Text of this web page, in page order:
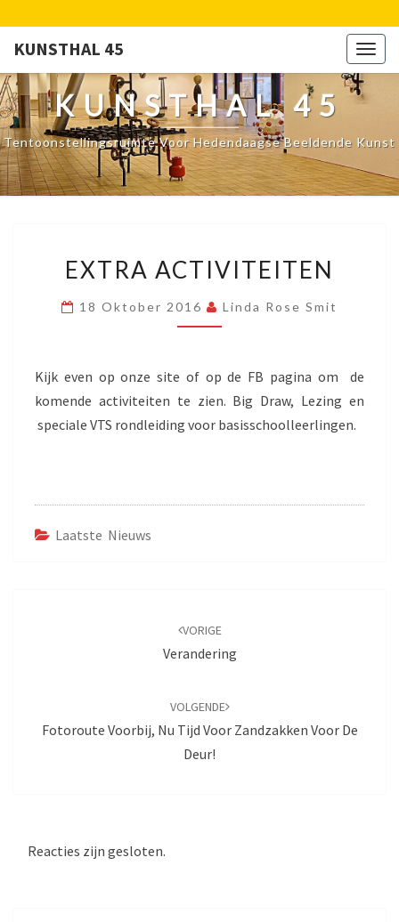
KUNSTHAL 45
KUNSTHAL 45
Tentoonstellingsruimte Voor Hedendaagse Beeldende Kunst
ACTIVITEITEN
EXTRA ACTIVITEITEN
18 Oktober 2016 Linda Rose Smit
Kijk even op onze site of op de FB pagina om de
komende activiteiten te zien. Big Draw, Lezing en
speciale VTS rondleiding voor basisschoolleerlingen.
Laatste Nieuws
VORIGE
Verandering
VOLGENDE
Fotoroute Voorbij, Nu Tijd Voor Zandzakken Voor De
Deur!
Reacties zijn gesloten.